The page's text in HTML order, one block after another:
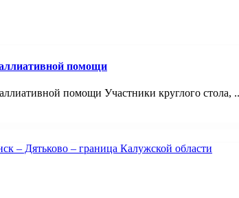
помощи
помощи Участники круглого стола,